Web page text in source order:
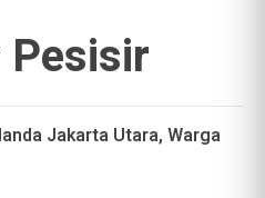
Jakarta Utara, Warga